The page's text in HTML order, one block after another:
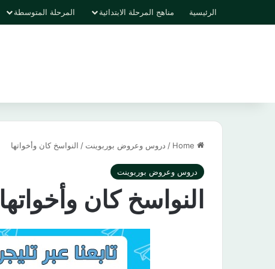
الرئيسية مناهج المرحلة الابتدائية المرحلة المتوسطة
/ دروس وعروض بوربوينت / النواسخ كان وأخواتها
دروس وعروض بوربوينت
النواسخ كان وأخواتها